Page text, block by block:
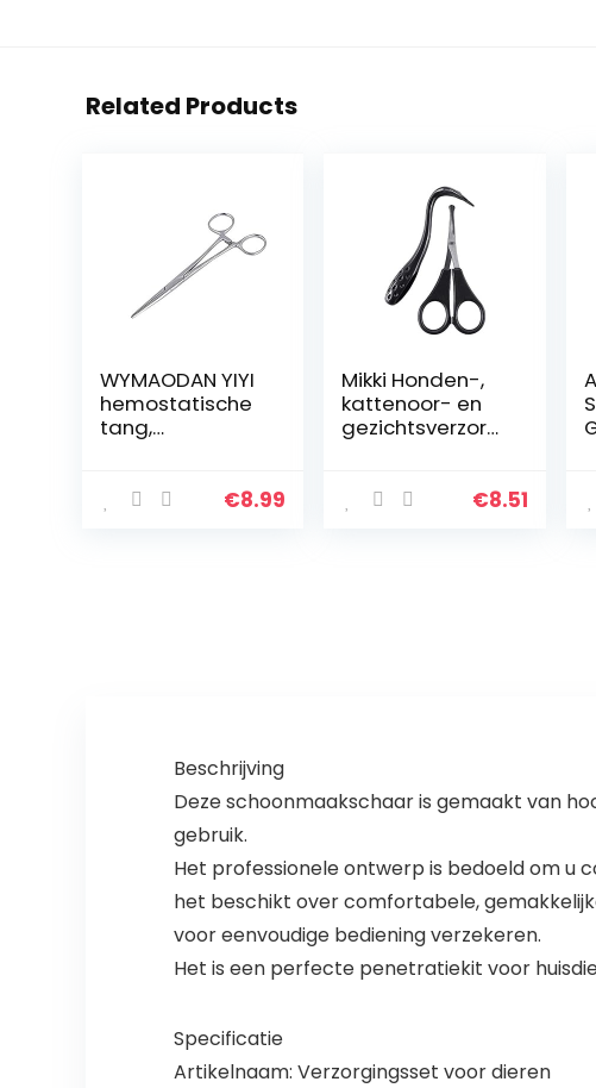
Related Products
WYMAODAN YIYI
hemostatische
tang,
huisdier schaar
€8.99
Mikki Honden-,
kattenoor- en
gezichtsverzorgi
neus en poot €8.51
Beschrijving
Deze schoonmaakschaar is gemaakt van
gebruik.
Het professionele ontwerp is bedoeld om u
het beschikt over comfortabele,
voor eenvoudige bediening verzekeren.
Het is een perfecte penetratiekit voor
Specificatie
Artikelnaam: Verzorgingsset voor dieren